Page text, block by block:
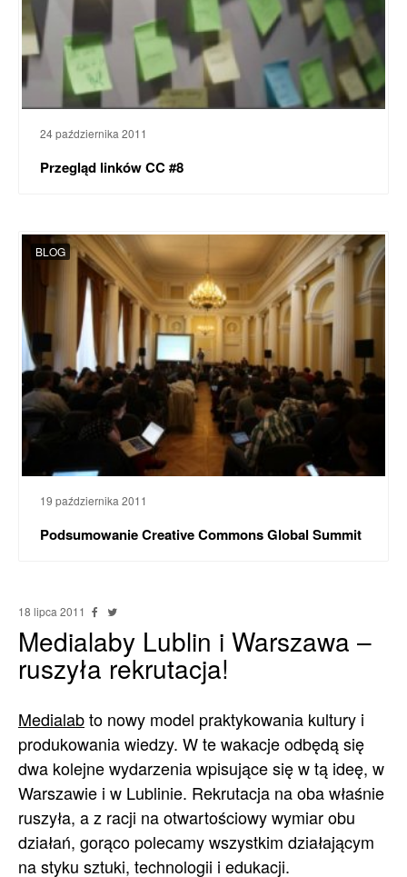
24 października 2011
Przegląd linków CC #8
BLOG
19 października 2011
Podsumowanie Creative Commons Global Summit
18 lipca 2011
Medialaby Lublin i Warszawa –
ruszyła rekrutacja!
Medialabto nowy model praktykowania kultury i
produkowania wiedzy. W te wakacje odbędą się
dwa kolejne wydarzenia wpisujące się w tą ideę, w
Warszawie i w Lublinie. Rekrutacja na oba właśnie
ruszyła, a z racji na otwartościowy wymiar obu
działań, gorąco polecamy wszystkim działającym
na styku sztuki, technologii i edukacji.